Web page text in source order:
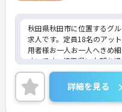
秋田県秋田市に位置するグ
求人です。定員18名のアッ
用者様お一人お一人へきめ
すいです。埼玉県に本部を
西、九州エリアに拠点を広
してお勤めいただけます。ご
接対策ポイントなど、さら
すのでお気軽にご相談くだ
詳細を見る